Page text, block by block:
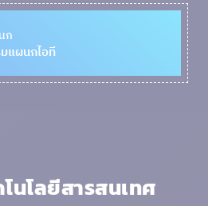
ก
แผนกไอที
นโลยีสารสนเทศ